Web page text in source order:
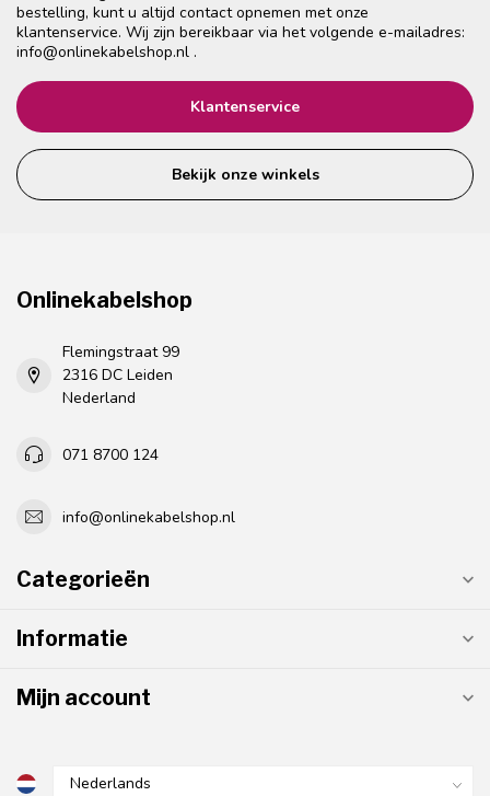
bestelling, kunt u altijd contact opnemen met onze
klantenservice. Wij zijn bereikbaar via het volgende e-mailadres:
info@onlinekabelshop.nl .
Klantenservice
Bekijk onze winkels
Onlinekabelshop
Flemingstraat 99
2316 DC Leiden
Nederland
071 8700 124
info@onlinekabelshop.nl
Categorieën
Informatie
Mijn account